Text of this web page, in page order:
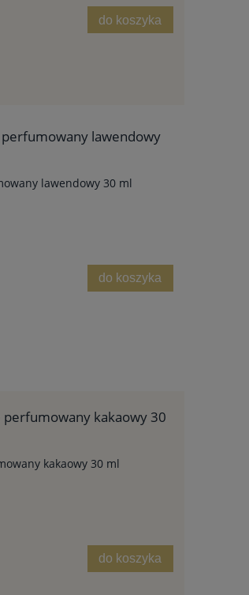
do koszyka
lawendowy
lawendowy 30 ml
do koszyka
perfumowany kakaowy 30
kakaowy 30 ml
do koszyka